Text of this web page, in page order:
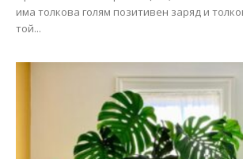
има толкова голям позитивен заряд и
той...